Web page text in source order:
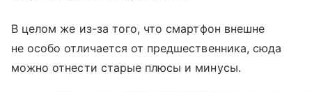
В целом же из-за того, что смартфон внешне
не особо отличается от предшественника, сюда
можно отнести старые плюсы и минусы.